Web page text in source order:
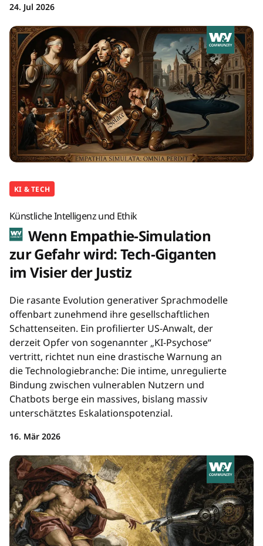
24. Jul 2026
KI & TECH
Künstliche Intelligenz und Ethik
Wenn Empathie-Simulation
zur Gefahr wird: Tech-Giganten
im Visier der Justiz
Die rasante Evolution generativer Sprachmodelle
offenbart zunehmend ihre gesellschaftlichen
Schattenseiten. Ein profilierter US-Anwalt, der
derzeit Opfer von sogenannter „KI-Psychose“
vertritt, richtet nun eine drastische Warnung an
die Technologiebranche: Die intime, unregulierte
Bindung zwischen vulnerablen Nutzern und
Chatbots berge ein massives, bislang massiv
unterschätztes Eskalationspotenzial.
16. Mär 2026